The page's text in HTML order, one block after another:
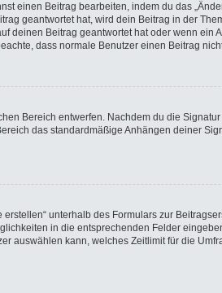
einen Beitrag bearbeiten, indem du das
geantwortet hat, wird dein Beitrag in der
Beitrag geantwortet hat oder wenn ein
dass normale Benutzer einen Beitrag
Bereich entwerfen. Nachdem du die
das standardmäßige Anhängen deiner
unterhalb des Formulars zur
in die entsprechenden Felder
auswählen kann, welches Zeitlimit für die